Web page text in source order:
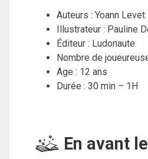
Auteurs : Yoann Levet
Illustrateur : Pauline
Éditeur : Ludonaute
Nombre de
Age : 12 ans
Durée : 30 min – 1H
En avant